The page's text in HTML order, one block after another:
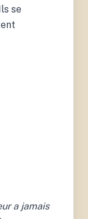
se
a jamais